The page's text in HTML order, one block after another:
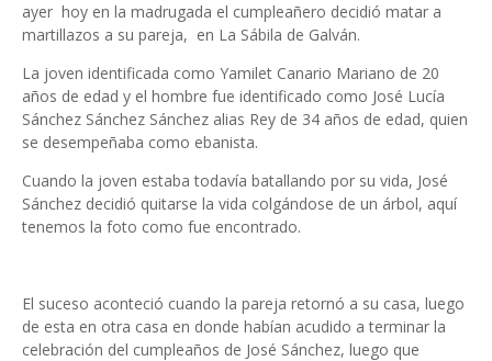
ayer hoy en la madrugada el cumpleañero decidió matar a
martillazos a su pareja, en La Sábila de Galván.
La joven identificada como Yamilet Canario Mariano de 20
años de edad y el hombre fue identificado como José Lucía
Sánchez Sánchez Sánchez alias Rey de 34 años de edad, quien
se desempeñaba como ebanista.
Cuando la joven estaba todavía batallando por su vida, José
Sánchez decidió quitarse la vida colgándose de un árbol, aquí
tenemos la foto como fue encontrado.
El suceso aconteció cuando la pareja retornó a su casa, luego
de esta en otra casa en donde habían acudido a terminar la
celebración del cumpleaños de José Sánchez, luego que